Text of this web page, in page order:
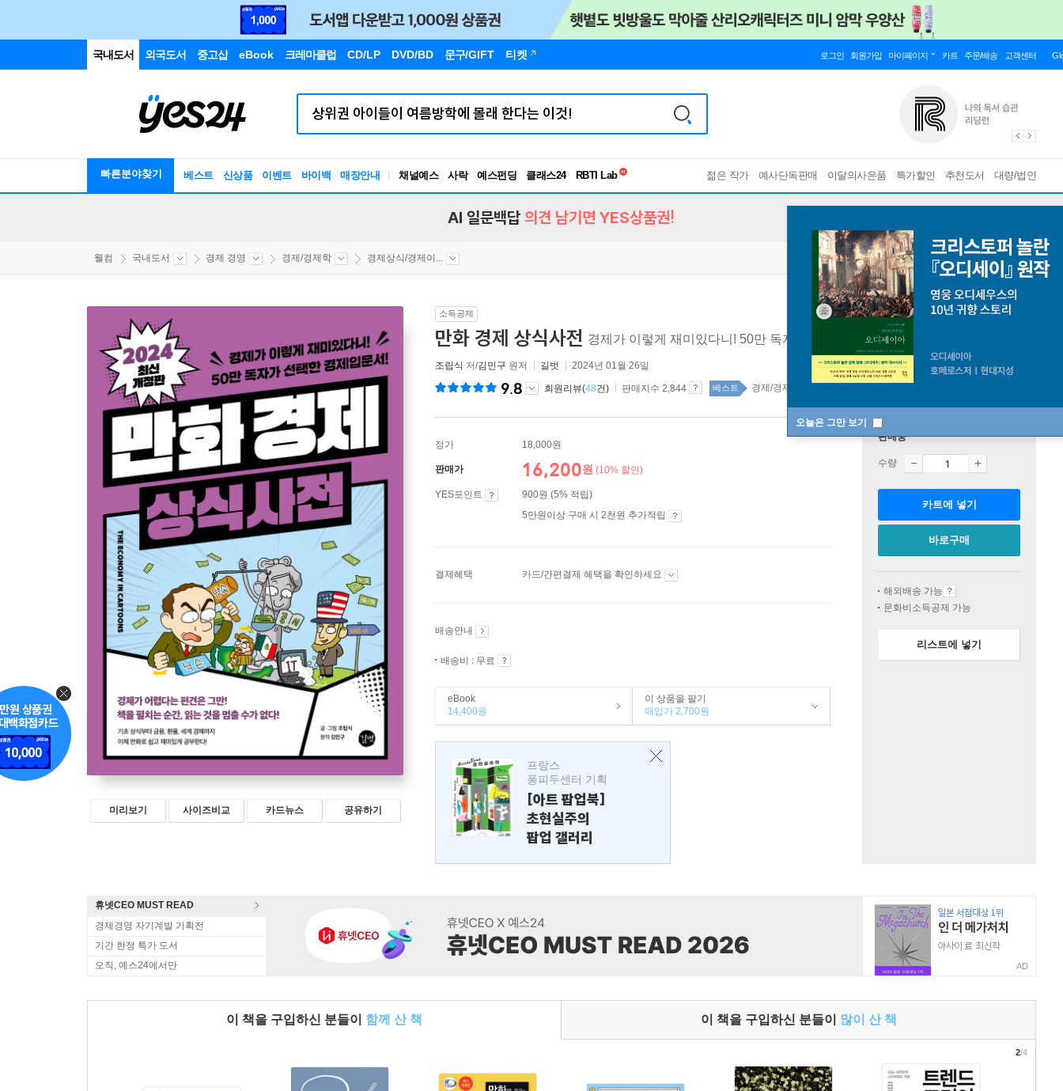
국내도서 외국도서 중고샵 eBook 크레마클럽 CD/LP DVD/BD 문구/GIFT 티켓 로그인 회원가입 마이페이지 카트 주문/배송 고객센터
빠른분야찾기 베스트 신상품 이벤트 바이백 매장안내 채널예스 사락 예스펀딩 클래스24
RBTI Lab
독서유형검사
젊은 작가 예사단독판매 이달의사은품 특가할인 추천도서 대량/법인
오늘은 그만 보기
AI 일문백답 의견 남기면 YES상품권!
웰컴 국내도서 경제 경영 경제/경제학 경제상식/경제이...
미리보기 사이즈비교 카드뉴스 공유하기
소득공제
만화 경제 상식사전 경제가 이렇게 재미있다니! 50만 독자가 선택한 경제입문서!
조립식 저/김민구 원저 길벗 2024년 01월 26일
9.8 회원리뷰(48건) 판매지수 2,844 베스트 경제/경제학 top100 54주
정가 18,000원
판매가 16,200원 (10% 할인)
YES포인트
900원 (5% 적립)
5만원이상 구매 시 2천원 추가적립
결제혜택 카드/간편결제 혜택을 확인하세요
배송안내
배송비 : 무료
eBook
14,400원
이 상품을 팔기
매입가 2,700원
프랑스
퐁피두센터 기획
[아트 팝업북]
초현실주의
팝업 갤러리
판매중
수량
카트에 넣기
바로구매
해외배송 가능
문화비소득공제 가능
리스트에 넣기
휴넷CEO MUST READ
경제경영 자기계발 기획전
기간 한정 특가 도서
오직, 예스24에서만
AD
이 책을 구입하신 분들이 함께 산 책 이 책을 구입하신 분들이 많이 산 책
2/4